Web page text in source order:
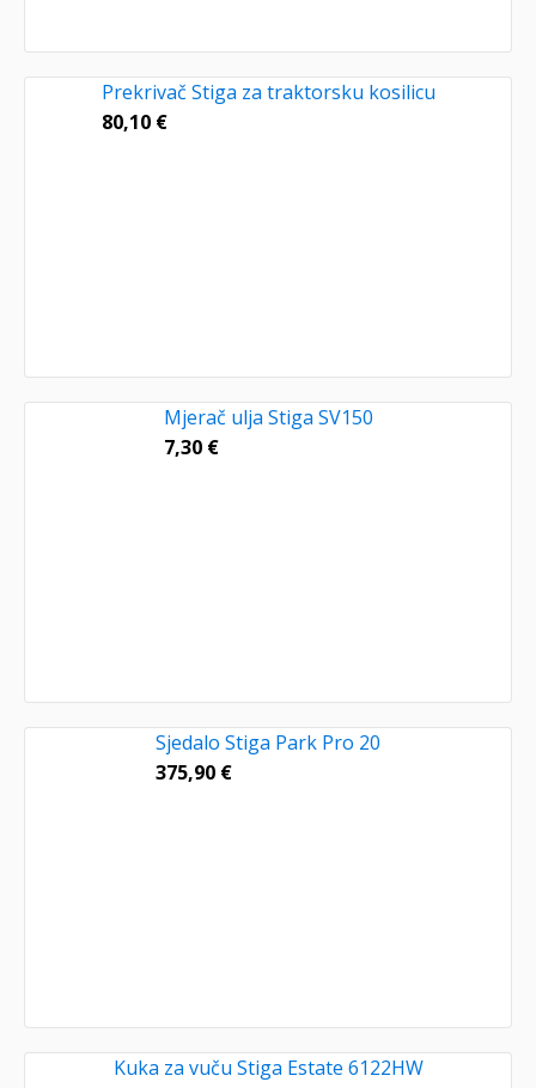
Prekrivač Stiga za traktorsku kosilicu
80,10 €
Mjerač ulja Stiga SV150
7,30 €
Sjedalo Stiga Park Pro 20
375,90 €
Kuka za vuču Stiga Estate 6122HW